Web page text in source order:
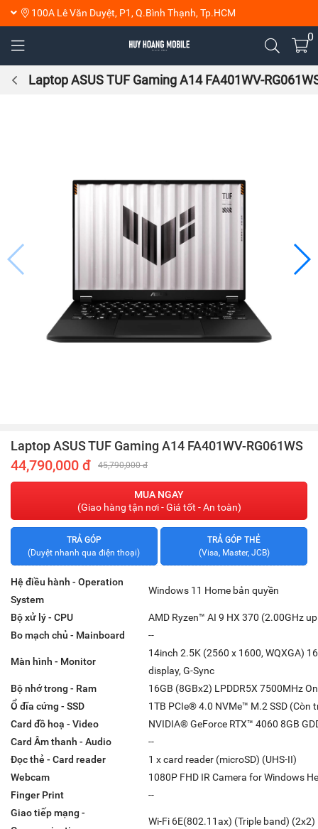
100A Lê Văn Duyệt, P1, Q.Bình Thạnh, Tp.HCM
0
Laptop ASUS TUF Gaming A14 FA401WV-
Laptop ASUS TUF Gaming A14 FA401WV-RG061WS
44,790,000 đ 45,790,000 đ
MUA NGAY
(Giao hàng tận nơi - Giá tốt - An toàn)
TRẢ GÓP
(Duyệt nhanh qua điện thoại)
TRẢ GÓP THẺ
(Visa, Master, JCB)
Hệ điều hành - Operation
System
Windows 11 Home bản quyền
Bộ xử lý - CPU
AMD Ryzen™ AI 9 HX 370 (2.00GHz
Bo mạch chủ - Mainboard
--
Màn hình - Monitor
14inch 2.5K (2560 x 1600, WQXGA)
display, G-Sync
Bộ nhớ trong - Ram
16GB (8GBx2) LPDDR5X 7500MHz
Ổ đĩa cứng - SSD
1TB PCIe® 4.0 NVMe™ M.2 SSD (Còn
Card đồ hoạ - Video
NVIDIA® GeForce RTX™ 4060 8GB
Card Âm thanh - Audio
--
Đọc thẻ - Card reader
1 x card reader (microSD) (UHS-II)
Webcam
1080P FHD IR Camera for Windows
Finger Print
--
Giao tiếp mạng -
Wi-Fi 6E(802.11ax) (Triple band) (2x2)